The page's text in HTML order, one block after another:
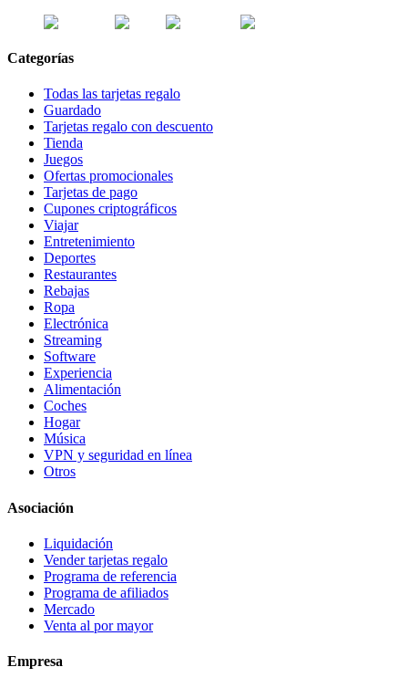
Categorías
Todas las tarjetas regalo
Guardado
Tarjetas regalo con descuento
Tienda
Juegos
Ofertas promocionales
Tarjetas de pago
Cupones criptográficos
Viajar
Entretenimiento
Deportes
Restaurantes
Rebajas
Ropa
Electrónica
Streaming
Software
Experiencia
Alimentación
Coches
Hogar
Música
VPN y seguridad en línea
Otros
Asociación
Liquidación
Vender tarjetas regalo
Programa de referencia
Programa de afiliados
Mercado
Venta al por mayor
Empresa